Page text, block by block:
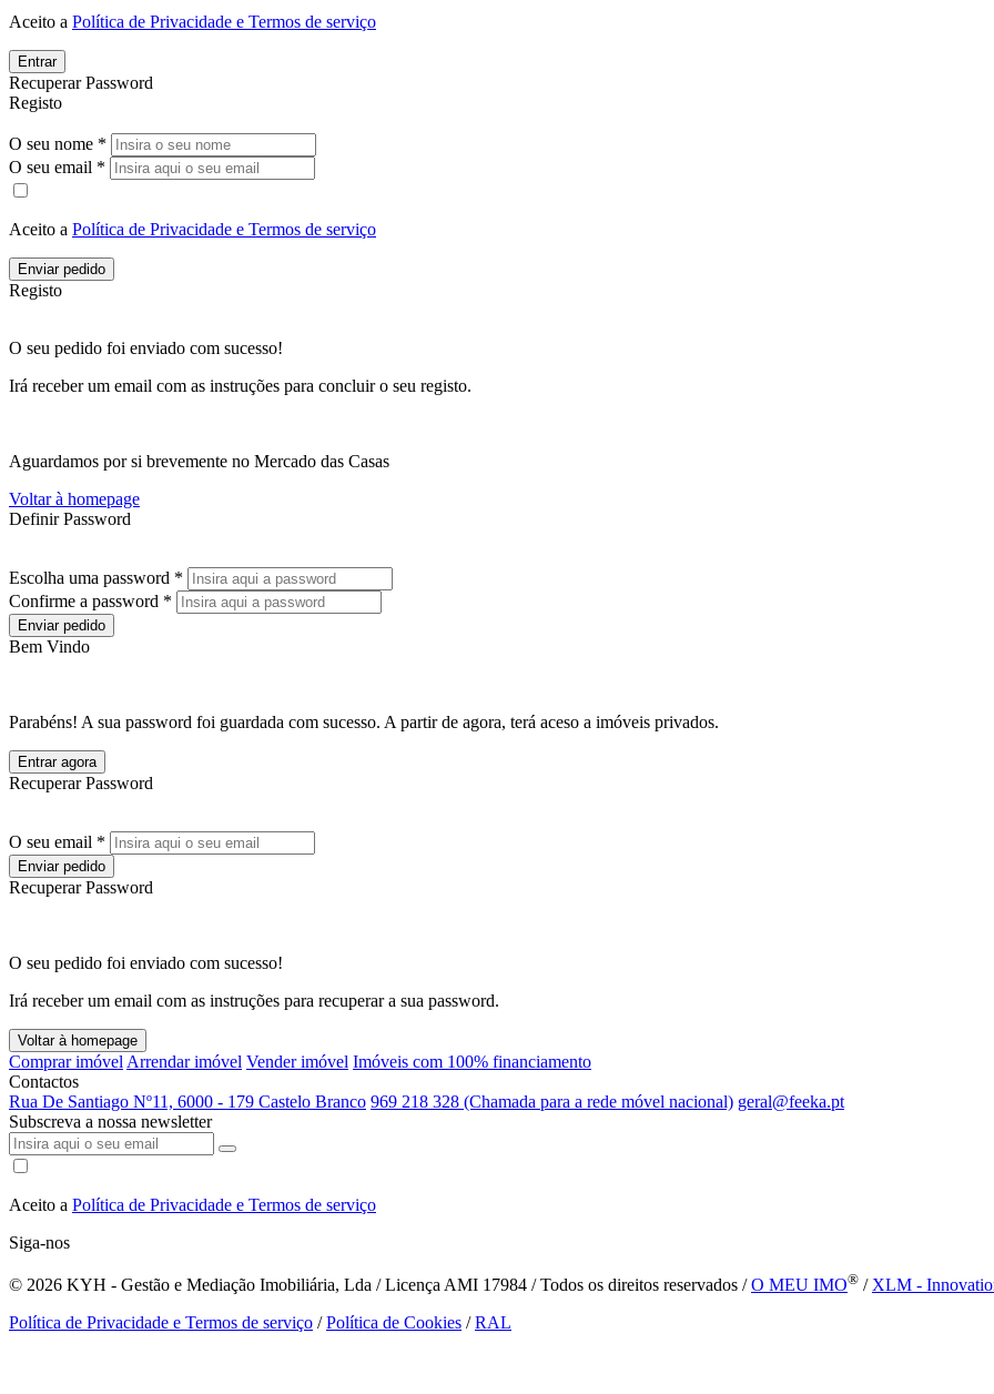
Aceito a Política de Privacidade e Termos de serviço
Entrar
Recuperar Password
Registo
O seu nome *
O seu email *
Aceito a Política de Privacidade e Termos de serviço
Enviar pedido
Registo
O seu pedido foi enviado com sucesso!
Irá receber um email com as instruções para concluir o seu registo.
Aguardamos por si brevemente no Mercado das Casas
Voltar à homepage
Definir Password
Escolha uma password *
Confirme a password *
Enviar pedido
Bem Vindo
Parabéns! A sua password foi guardada com sucesso. A partir de agora, terá aceso a imóveis privados.
Entrar agora
Recuperar Password
O seu email *
Enviar pedido
Recuperar Password
O seu pedido foi enviado com sucesso!
Irá receber um email com as instruções para recuperar a sua password.
Voltar à homepage
Comprar imóvel Arrendar imóvel Vender imóvel Imóveis com 100% financiamento
Contactos
Rua De Santiago Nº11, 6000 - 179 Castelo Branco 969 218 328 (Chamada para a rede móvel nacional) geral@feeka.pt
Subscreva a nossa newsletter
Aceito a Política de Privacidade e Termos de serviço
Siga-nos
© 2026 KYH - Gestão e Mediação Imobiliária, Lda / Licença AMI 17984 / Todos os direitos reservados /O MEU IMO® / XLM -
Política de Privacidade e Termos de serviço /Política de Cookies /RAL